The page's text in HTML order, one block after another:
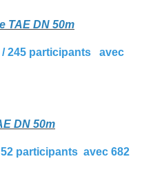
TAE DN 50m
participants avec
DN 50m
avec 682